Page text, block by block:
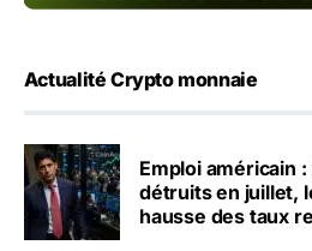
Actualité Crypto monnaie
Emploi américain
détruits en juillet,
hausse des taux